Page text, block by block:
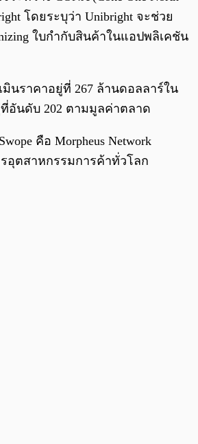
โดยระบุว่า Unibright จะช่วย
ใบกำกับสินค้าในแอปพลิเคชัน
มินราคาอยู่ที่ 267 ล้านดอลลาร์ใน
อันดับ 202 ตามมูลค่าตลาด
คือ Morpheus Network
อุตสาหกรรมการค้าทั่วโลก